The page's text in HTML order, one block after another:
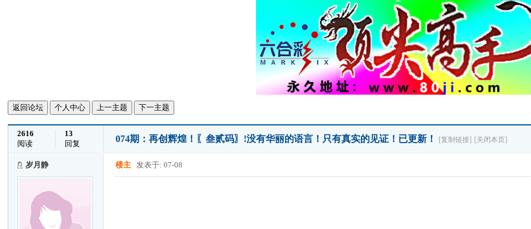
返回论坛 个人中心 上一主题 下一主题
2616
阅读
13
回复
074期：再创辉煌！〖叁贰码〗!没有华丽的语言！只有真实的见证！已更新！ [复制链接] [关闭本页]
岁月静 楼主 发表于: 07-08